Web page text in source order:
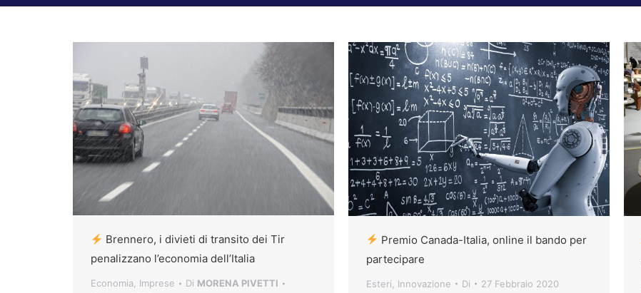
Brennero, i divieti di transito dei Tir
penalizzano l’economia dell’Italia
Economia, Imprese Di MORENA PIVETTI
Premio Canada-Italia, online il bando per
partecipare
Esteri Innovazione Di 27 Febbraio 2020